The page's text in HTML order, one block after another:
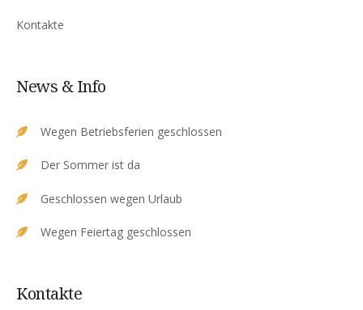
Kontakte
News & Info
Wegen Betriebsferien geschlossen
Der Sommer ist da
Geschlossen wegen Urlaub
Wegen Feiertag geschlossen
Kontakte